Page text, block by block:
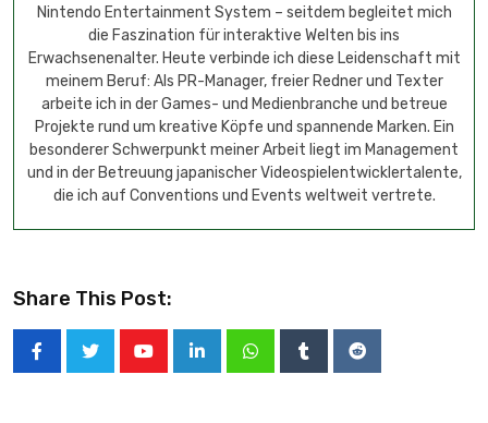
Nintendo Entertainment System – seitdem begleitet mich
die Faszination für interaktive Welten bis ins
Erwachsenenalter. Heute verbinde ich diese Leidenschaft mit
meinem Beruf: Als PR-Manager, freier Redner und Texter
arbeite ich in der Games- und Medienbranche und betreue
Projekte rund um kreative Köpfe und spannende Marken. Ein
besonderer Schwerpunkt meiner Arbeit liegt im Management
und in der Betreuung japanischer Videospielentwicklertalente,
die ich auf Conventions und Events weltweit vertrete.
Share This Post: